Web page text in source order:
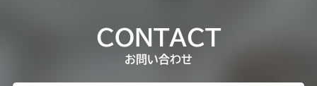
CONTACT
お問い合わせ